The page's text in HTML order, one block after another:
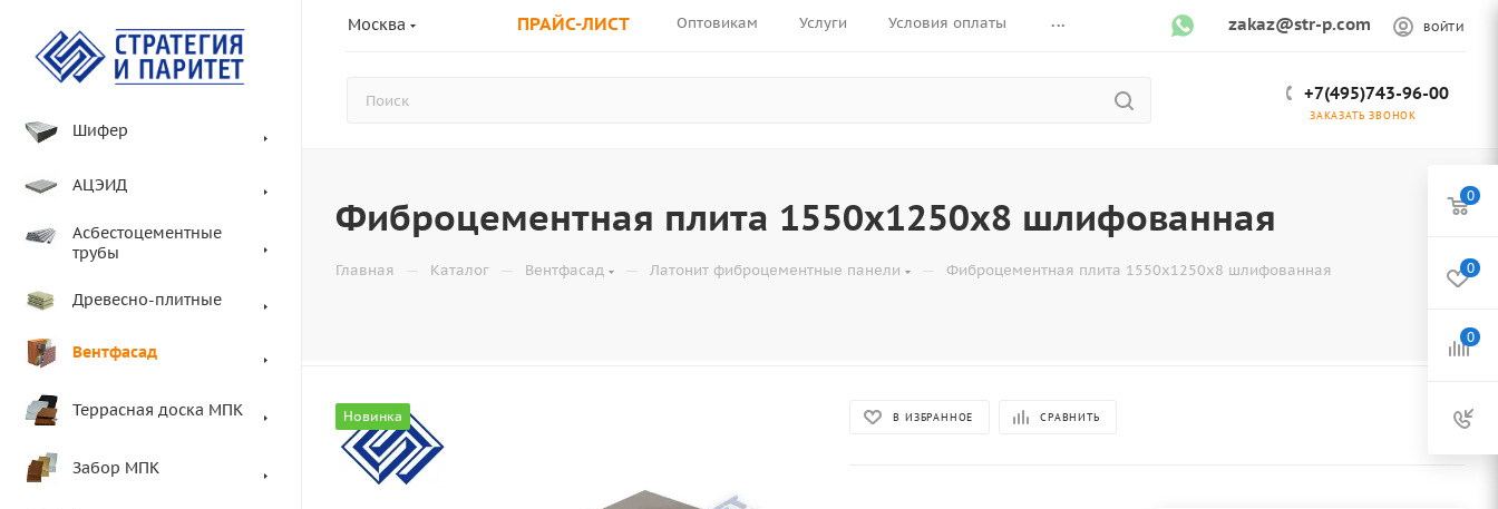
Москва ПРАЙС-ЛИСТ Оптовикам Услуги Условия оплаты ... zakaz@str-p.com ВОЙТИ
+7(495)743-96-00
ЗАКАЗАТЬ ЗВОНОК
Шифер
АЦЭИД
Асбестоцементные
трубы
Древесно-плитные
Вентфасад
Террасная доска МПК
Забор МПК
Фиброцементная плита 1550x1250x8 шлифованная
Главная — Каталог — Вентфасад — Латонит фиброцементные панели — Фиброцементная плита 1550x1250x8 шлифованная
Новинка В ИЗБРАННОЕ СРАВНИТЬ
0
0
0